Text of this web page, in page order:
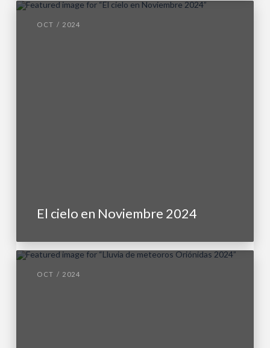
OCT / 2024
El cielo en Noviembre 2024
OCT / 2024